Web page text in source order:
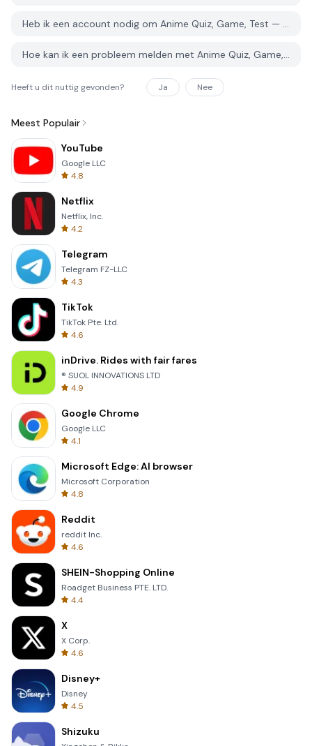
Heb ik een account nodig om Anime Quiz, Game, Test — Guess van PGYER APK HUB te downloaden?
Hoe kan ik een probleem melden met Anime Quiz, Game, Test — Guess op PGYER APK HUB?
Heeft u dit nuttig gevonden? Ja Nee
Meest Populair
YouTube
Google LLC
4.8
Netflix
Netflix, Inc.
4.2
Telegram
Telegram FZ-LLC
4.3
TikTok
TikTok Pte. Ltd.
4.6
inDrive. Rides with fair fares
® SUOL INNOVATIONS LTD
4.9
Google Chrome
Google LLC
4.1
Microsoft Edge: AI browser
Microsoft Corporation
4.8
Reddit
reddit Inc.
4.6
SHEIN-Shopping Online
Roadget Business PTE. LTD.
4.4
X
X Corp.
4.6
Disney+
Disney
4.5
Shizuku